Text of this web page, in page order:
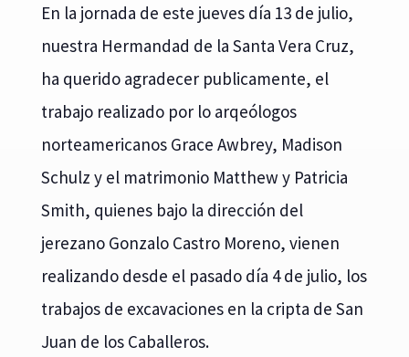
En la jornada de este jueves día 13 de julio,
nuestra Hermandad de la Santa Vera Cruz,
ha querido agradecer publicamente, el
trabajo realizado por lo arqeólogos
norteamericanos Grace Awbrey, Madison
Schulz y el matrimonio Matthew y Patricia
Smith, quienes bajo la dirección del
jerezano Gonzalo Castro Moreno, vienen
realizando desde el pasado día 4 de julio, los
trabajos de excavaciones en la cripta de San
Juan de los Caballeros.